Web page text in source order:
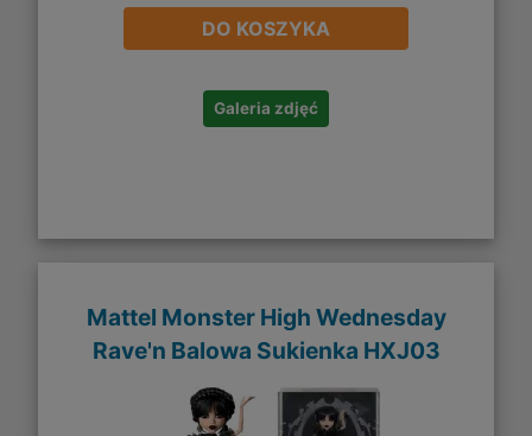
DO KOSZYKA
Galeria zdjęć
Mattel Monster High Wednesday
Rave'n Balowa Sukienka HXJ03